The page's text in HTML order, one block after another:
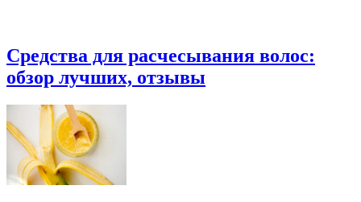
Средства для расчесывания волос:
обзор лучших, отзывы